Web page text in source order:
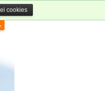
cookies